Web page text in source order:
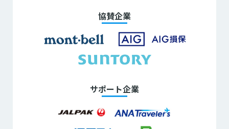
協賛企業
サポート企業